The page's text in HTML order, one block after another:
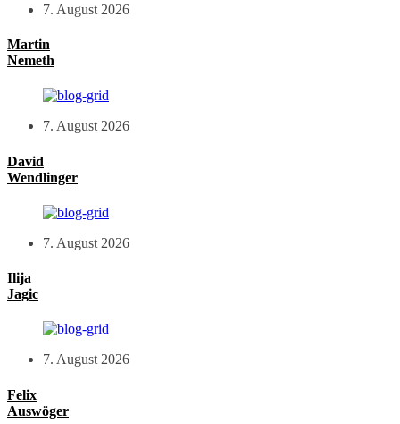
7. August 2026
Martin
Nemeth
7. August 2026
David
Wendlinger
7. August 2026
Ilija
Jagic
7. August 2026
Felix
Auswöger